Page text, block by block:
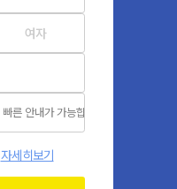
여자
자세히보기